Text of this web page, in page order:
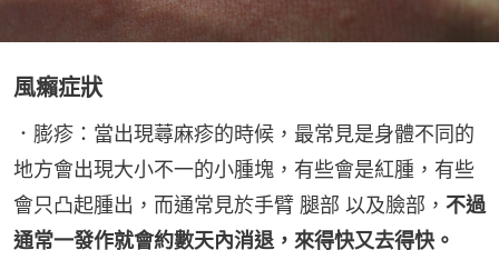
風癩症狀
．膨疹：當出現蕁麻疹的時候，最常見是身體不同的
地方會出現大小不一的小腫塊，有些會是紅腫，有些
會只凸起腫出，而通常見於手臂 腿部 以及臉部， 不過
通常一發作就會約數天內消退，來得快又去得快。